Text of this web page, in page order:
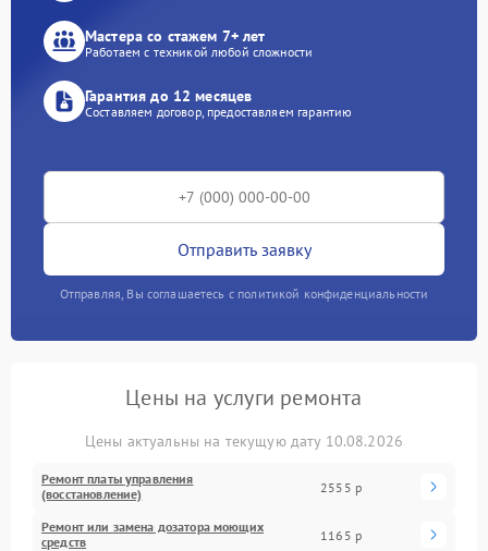
Мастера со стажем 7+ лет
Работаем с техникой любой сложности
Гарантия до 12 месяцев
Составляем договор, предоставляем гарантию
Отправить заявку
Отправляя, Вы соглашаетесь с политикой конфиденциальности
Цены на услуги ремонта
Цены актуальны на текущую дату 10.08.2026
Ремонт платы управления
(восстановление)
2555 р
Ремонт или замена дозатора моющих
средств
1165 р